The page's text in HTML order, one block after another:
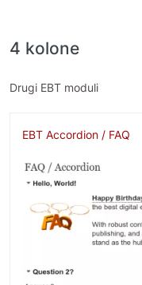
4 kolone
Drugi EBT moduli
EBT Accordion / FAQ
Image